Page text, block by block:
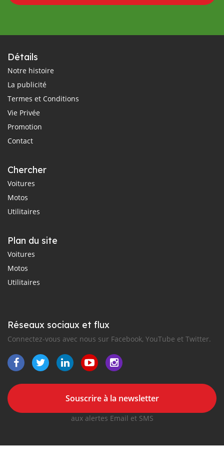
Détails
Notre histoire
La publicité
Termes et Conditions
Vie Privée
Promotion
Contact
Chercher
Voitures
Motos
Utilitaires
Plan du site
Voitures
Motos
Utilitaires
Réseaux sociaux et flux
Connectez-vous avec nous sur Facebook, YouTube et Twitter.
Souscrire à la newsletter
aux alertes Email et SMS